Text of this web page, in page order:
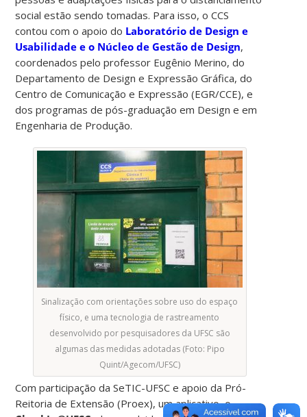
social estão sendo tomadas. Para isso, o CCS
contou com o apoio do Laboratório de Design e
Usabilidade e o Núcleo de Gestão de Design,
coordenados pelo professor Eugênio Merino, do
Departamento de Design e Expressão Gráfica, do
Centro de Comunicação e Expressão (EGR/CCE), e
dos programas de pós-graduação em Design e em
Engenharia de Produção.
Sinalização com orientações sobre uso do espaço
físico, e uma tecnologia de rastreamento
desenvolvido por pesquisadores da UFSC são
algumas das medidas adotadas (Foto: Pipo
Quint/Agecom/UFSC)
Com participação da SeTIC-UFSC e apoio da Pró-
Reitoria de Extensão (Proex), um aplicativo, o